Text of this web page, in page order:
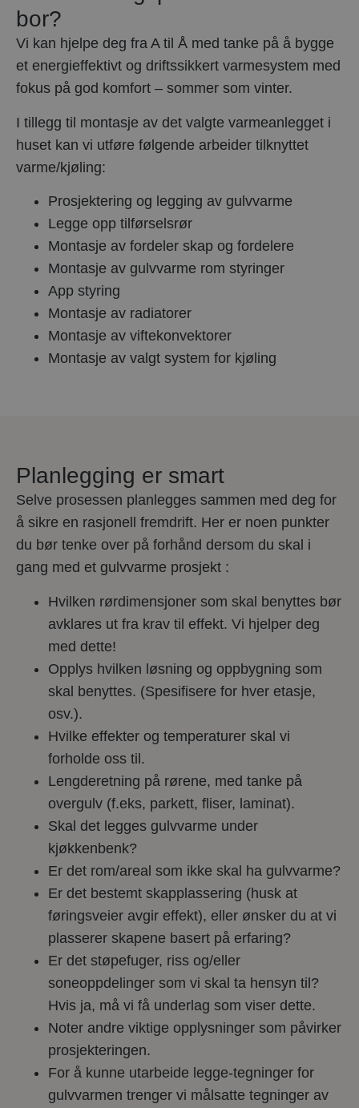
bor?
Vi kan hjelpe deg fra A til Å med tanke på å bygge
et energieffektivt og driftssikkert varmesystem med
fokus på god komfort – sommer som vinter.
I tillegg til montasje av det valgte varmeanlegget i
huset kan vi utføre følgende arbeider tilknyttet
varme/kjøling:
Prosjektering og legging av gulvvarme
Legge opp tilførselsrør
Montasje av fordeler skap og fordelere
Montasje av gulvvarme rom styringer
App styring
Montasje av radiatorer
Montasje av viftekonvektorer
Montasje av valgt system for kjøling
Planlegging er smart
Selve prosessen planlegges sammen med deg for
å sikre en rasjonell fremdrift. Her er noen punkter
du bør tenke over på forhånd dersom du skal i
gang med et gulvvarme prosjekt :
Hvilken rørdimensjoner som skal benyttes bør
avklares ut fra krav til effekt. Vi hjelper deg
med dette!
Opplys hvilken løsning og oppbygning som
skal benyttes. (Spesifisere for hver etasje,
osv.).
Hvilke effekter og temperaturer skal vi
forholde oss til.
Lengderetning på rørene, med tanke på
overgulv (f.eks, parkett, fliser, laminat).
Skal det legges gulvvarme under
kjøkkenbenk?
Er det rom/areal som ikke skal ha gulvvarme?
Er det bestemt skapplassering (husk at
føringsveier avgir effekt), eller ønsker du at vi
plasserer skapene basert på erfaring?
Er det støpefuger, riss og/eller
soneoppdelinger som vi skal ta hensyn til?
Hvis ja, må vi få underlag som viser dette.
Noter andre viktige opplysninger som påvirker
prosjekteringen.
For å kunne utarbeide legge-tegninger for
gulvvarmen trenger vi målsatte tegninger av